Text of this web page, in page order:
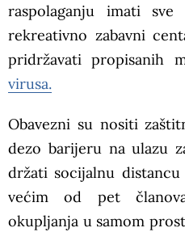
raspolaganju imati
rekreativno zabavni
pridržavati propisanih
virusa.
Obavezni su nositi
dezo barijeru na ulazu
držati socijalnu
većim od pet
okupljanja u samom